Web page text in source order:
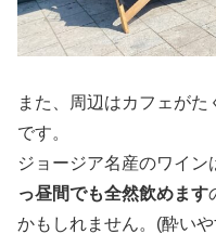
また、周辺はカフェが
です。
ジョージア名産のワイン
っ昼間でも全然飲めます
かもしれません。(酔い